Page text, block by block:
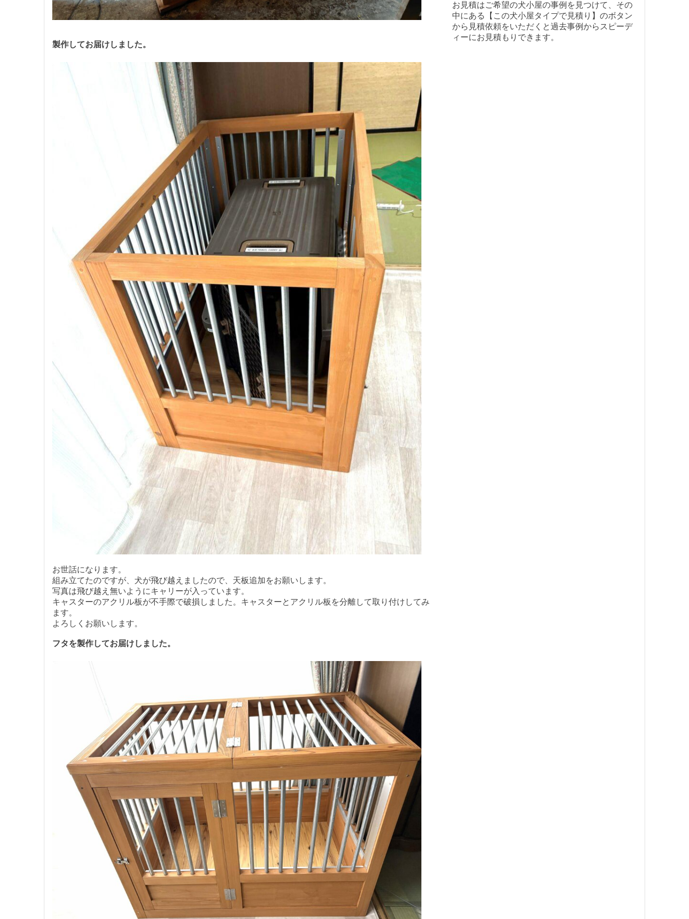
製作してお届けしました。
お世話になります。
組み立てたのですが、犬が飛び越えましたので、天板追加をお願いします。
写真は飛び越え無いようにキャリーが入っています。
キャスターのアクリル板が不手際で破損しました。キャスターとアクリル板を分離して取り付けしてみ
ます。
よろしくお願いします。
フタを製作してお届けしました。
お見積はご希望の犬小屋の事例を見つけて、その
中にある【この犬小屋タイプで見積り】のボタン
から見積依頼をいただくと過去事例からスピーデ
ィーにお見積もりできます。